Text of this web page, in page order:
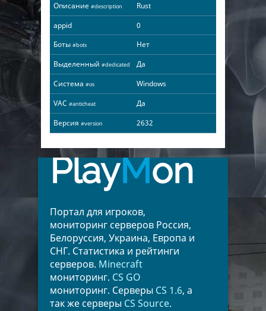
Описание #description
Rust
appid
0
Боты #bots
Нет
Выделенный #dedicated
Да
Система #os
Windows
VAC #anticheat
Да
Версия #version 2632
PlayMon
Портал для игроков,
мониторинг серверов Россия,
Белоруссия, Украина, Европа и
СНГ. Статистика и рейтинги
серверов. Minecraft
мониторинг. CS GO
мониторинг. Серверы CS 1.6, а
так же серверы CS Source.